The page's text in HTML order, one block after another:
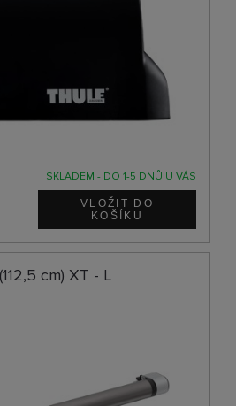
SKLADEM - DO 1-5 DNŮ U VÁS
cm) XT - L